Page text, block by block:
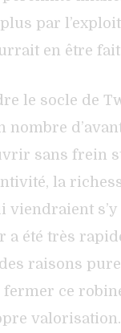
par
en être
le socle de
sans frein
la
viendraient
a été très
raisons
fermer ce
valorisation.